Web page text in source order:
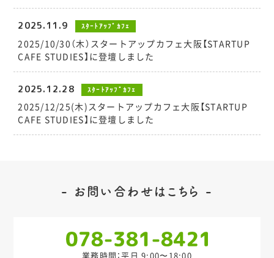
2025.11.9 ｽﾀｰﾄｱｯﾌﾟｶﾌｪ
2025/10/30（木）スタートアップカフェ大阪【STARTUP
CAFE STUDIES】に登壇しました
2025.12.28 ｽﾀｰﾄｱｯﾌﾟｶﾌｪ
2025/12/25(木)スタートアップカフェ大阪【STARTUP
CAFE STUDIES】に登壇しました
お問い合わせはこちら
業務時間：平日 9:00〜18:00